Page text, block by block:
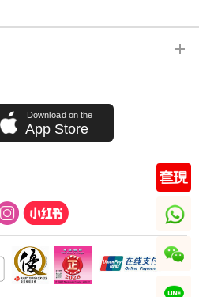
Download on the
App Store
whatsapp